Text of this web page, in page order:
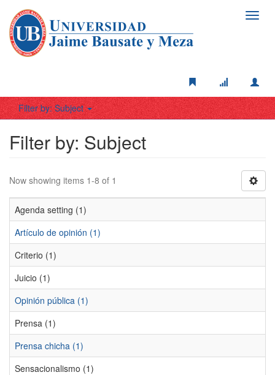
Filter by: Subject
Filter by: Subject
Now showing items 1-8 of 1
Agenda setting (1)
Artículo de opinión (1)
Criterio (1)
Juicio (1)
Opinión pública (1)
Prensa (1)
Prensa chicha (1)
Sensacionalismo (1)